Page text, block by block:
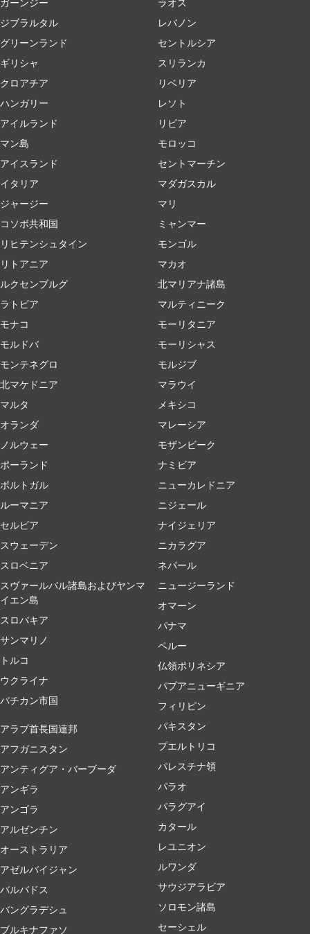
ガーンジー
ジブラルタル
グリーンランド
ギリシャ
クロアチア
ハンガリー
アイルランド
マン島
アイスランド
イタリア
ジャージー
コソボ共和国
リヒテンシュタイン
リトアニア
ルクセンブルグ
ラトビア
モナコ
モルドバ
モンテネグロ
北マケドニア
マルタ
オランダ
ノルウェー
ポーランド
ポルトガル
ルーマニア
セルビア
スウェーデン
スロベニア
スヴァールバル諸島およびヤンマ
イエン島
スロバキア
サンマリノ
トルコ
ウクライナ
バチカン市国
アラブ首長国連邦
アフガニスタン
アンティグア・バーブーダ
アンギラ
アンゴラ
アルゼンチン
オーストラリア
アゼルバイジャン
バルバドス
バングラデシュ
ブルキナファソ
ラオス
レバノン
セントルシア
スリランカ
リベリア
レソト
リビア
モロッコ
セントマーチン
マダガスカル
マリ
ミャンマー
モンゴル
マカオ
北マリアナ諸島
マルティニーク
モーリタニア
モーリシャス
モルジブ
マラウイ
メキシコ
マレーシア
モザンビーク
ナミビア
ニューカレドニア
ニジェール
ナイジェリア
ニカラグア
ネパール
ニュージーランド
オマーン
パナマ
ペルー
仏領ポリネシア
パプアニューギニア
フィリピン
パキスタン
プエルトリコ
パレスチナ領
パラオ
パラグアイ
カタール
レユニオン
ルワンダ
サウジアラビア
ソロモン諸島
セーシェル